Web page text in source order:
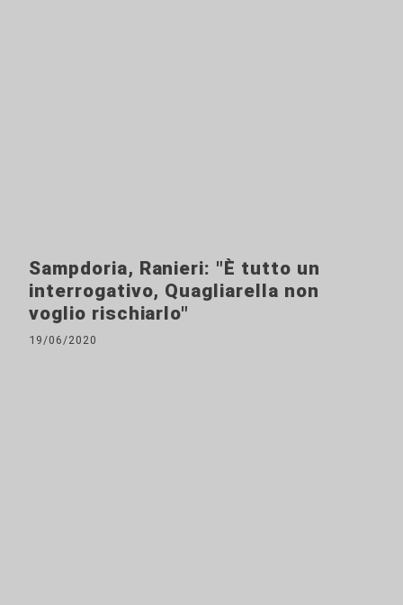
Sampdoria, Ranieri: "È tutto un
interrogativo, Quagliarella non
voglio rischiarlo"
19/06/2020